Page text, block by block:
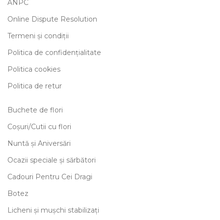
ANPC
Online Dispute Resolution
Termeni și condiții
Politica de confidențialitate
Politica cookies
Politica de retur
Buchete de flori
Coșuri/Cutii cu flori
Nuntă și Aniversări
Ocazii speciale și sărbători
Cadouri Pentru Cei Dragi
Botez
Licheni și mușchi stabilizați